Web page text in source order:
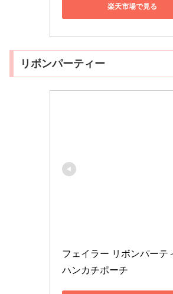
楽天市場で見る
リボンパーティー
フェイラー リボンパー
ハンカチポーチ